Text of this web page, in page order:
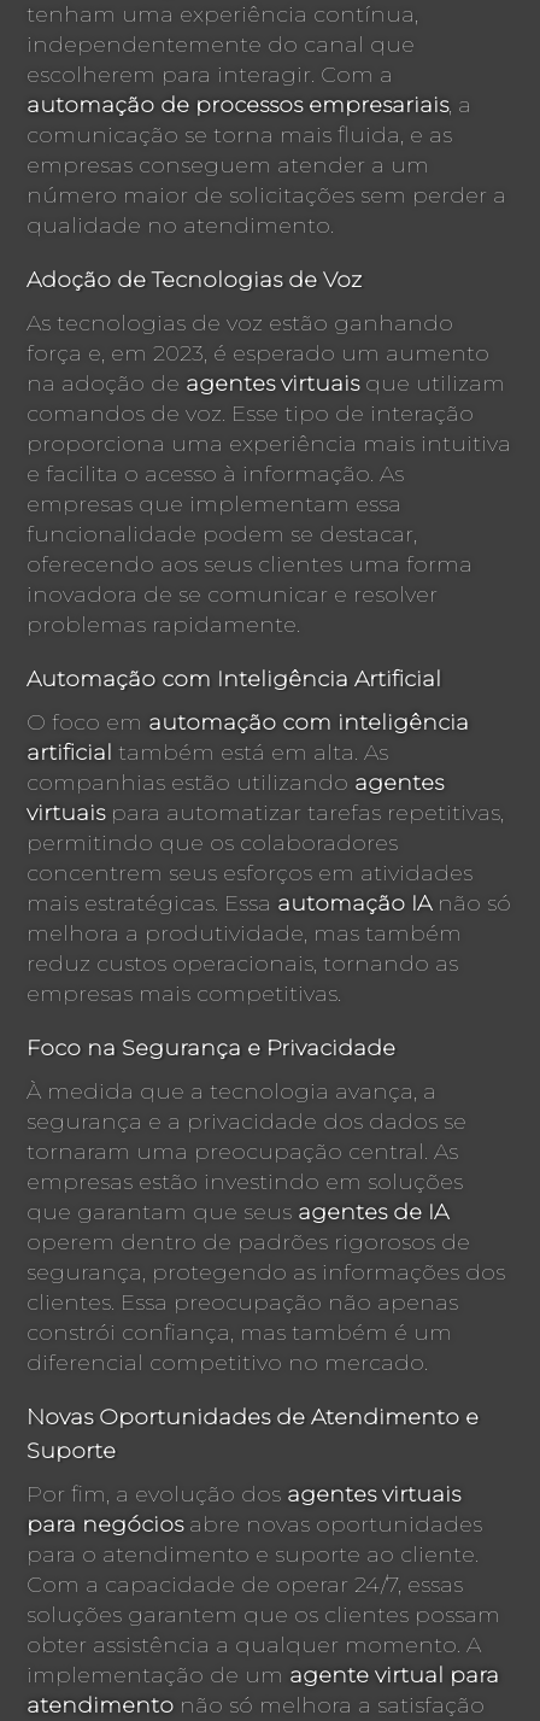
tenham uma experiência contínua,
independentemente do canal que
escolherem para interagir. Com a
automação de processos empresariais, a
comunicação se torna mais fluida, e as
empresas conseguem atender a um
número maior de solicitações sem perder a
qualidade no atendimento.
Adoção de Tecnologias de Voz
As tecnologias de voz estão ganhando
força e, em 2023, é esperado um aumento
na adoção de agentes virtuaisque utilizam
comandos de voz. Esse tipo de interação
proporciona uma experiência mais intuitiva
e facilita o acesso à informação. As
empresas que implementam essa
funcionalidade podem se destacar,
oferecendo aos seus clientes uma forma
inovadora de se comunicar e resolver
problemas rapidamente.
Automação com Inteligência Artificial
O foco em automação com inteligência
artificial também está em alta. As
companhias estão utilizando agentes
virtuaispara automatizar tarefas repetitivas,
permitindo que os colaboradores
concentrem seus esforços em atividades
mais estratégicas. Essa automação IAnão só
melhora a produtividade, mas também
reduz custos operacionais, tornando as
empresas mais competitivas.
Foco na Segurança e Privacidade
À medida que a tecnologia avança, a
segurança e a privacidade dos dados se
tornaram uma preocupação central. As
empresas estão investindo em soluções
que garantam que seus agentes de IA
operem dentro de padrões rigorosos de
segurança, protegendo as informações dos
clientes. Essa preocupação não apenas
constrói confiança, mas também é um
diferencial competitivo no mercado.
Novas Oportunidades de Atendimento e
Suporte
Por fim, a evolução dos agentes virtuais
para negóciosabre novas oportunidades
para o atendimento e suporte ao cliente.
Com a capacidade de operar 24/7, essas
soluções garantem que os clientes possam
obter assistência a qualquer momento. A
implementação de um agente virtual para
atendimento não só melhora a satisfação